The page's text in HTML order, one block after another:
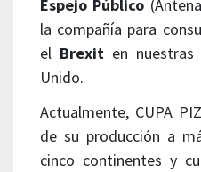
Espejo Público
la compañía para
el Brexit en nuestras
Unido.
Actualmente, CUPA
de su producción a
cinco continentes y